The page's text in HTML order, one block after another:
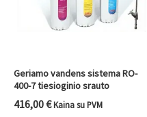
Geriamo vandens sistema RO-
400-7 tiesioginio srauto
416,00€Kaina su PVM